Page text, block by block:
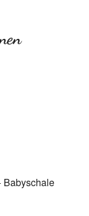
Babyschale